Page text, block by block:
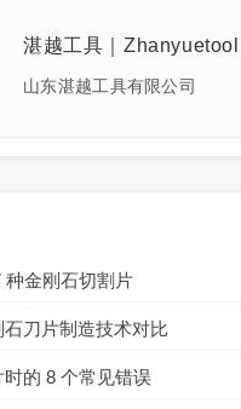
湛越工具｜Zhanyuetool
山东湛越工具有限公司
种金刚石切割片
刀片制造技术对比
的 8 个常见错误